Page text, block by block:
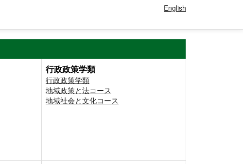
English
行政政策学類
行政政策学類
地域政策と法コース
地域社会と文化コース